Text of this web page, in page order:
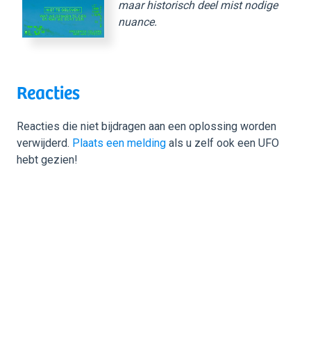
maar historisch deel mist nodige
nuance.
Reacties
Reacties die niet bijdragen aan een oplossing worden
verwijderd. Plaats een melding als u zelf ook een UFO
hebt gezien!